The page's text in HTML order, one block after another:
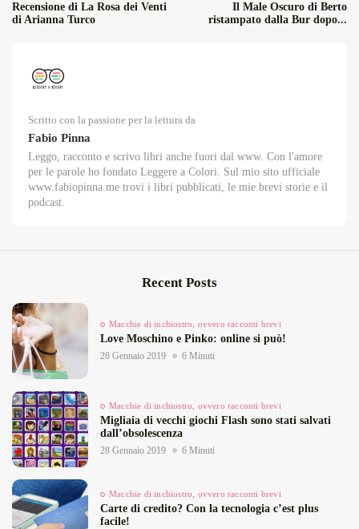
Recensione di La Rosa dei Venti
di Arianna Turco
Il Male Oscuro di Berto
ristampato dalla Bur dopo...
Scritto con la passione per la lettura da
Fabio Pinna
Leggo, racconto e scrivo libri anche fuori dal www. Con l'amore
per le parole ho fondato Leggere a Colori. Sul mio sito ufficiale
www.fabiopinna.me trovi i libri pubblicati, le mie brevi storie e il
podcast.
Recent Posts
Macchie di inchiostro, ovvero racconti brevi
Love Moschino e Pinko: online si può!
28 Gennaio 2019 6 Minuti
Macchie di inchiostro, ovvero racconti brevi
Migliaia di vecchi giochi Flash sono stati salvati
dall’obsolescenza
28 Gennaio 2019 6 Minuti
Macchie di inchiostro, ovvero racconti brevi
Carte di credito? Con la tecnologia c’est plus
facile!